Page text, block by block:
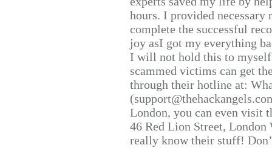
hours. I provided
complete the successful
joy asI got my everything
I will not hold this to
scammed victims can get
through their hotline at:
London, you can even visit
46 Red Lion Street, London
really know their stuff!